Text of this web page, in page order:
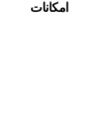
امکانات